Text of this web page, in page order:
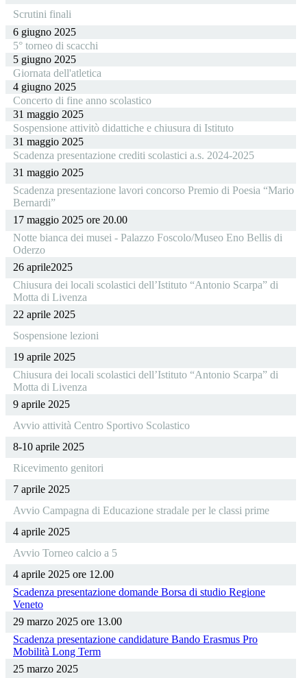
Scrutini finali
6 giugno 2025
5° torneo di scacchi
5 giugno 2025
Giornata dell'atletica
4 giugno 2025
Concerto di fine anno scolastico
31 maggio 2025
Sospensione attivitò didattiche e chiusura di Istituto
31 maggio 2025
Scadenza presentazione crediti scolastici a.s. 2024-2025
31 maggio 2025
Scadenza presentazione lavori concorso Premio di Poesia “Mario
Bernardi”
17 maggio 2025 ore 20.00
Notte bianca dei musei - Palazzo Foscolo/Museo Eno Bellis di
Oderzo
26 aprile2025
Chiusura dei locali scolastici dell’Istituto “Antonio Scarpa” di
Motta di Livenza
22 aprile 2025
Sospensione lezioni
19 aprile 2025
Chiusura dei locali scolastici dell’Istituto “Antonio Scarpa” di
Motta di Livenza
9 aprile 2025
Avvio attività Centro Sportivo Scolastico
8-10 aprile 2025
Ricevimento genitori
7 aprile 2025
Avvio Campagna di Educazione stradale per le classi prime
4 aprile 2025
Avvio Torneo calcio a 5
4 aprile 2025 ore 12.00
Scadenza presentazione domande Borsa di studio Regione
Veneto
29 marzo 2025 ore 13.00
Scadenza presentazione candidature Bando Erasmus Pro
Mobilità Long Term
25 marzo 2025